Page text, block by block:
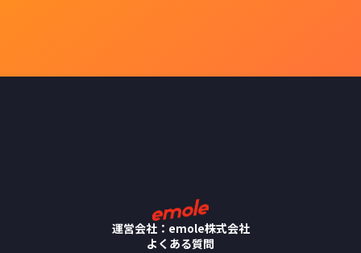
運営会社：emole株式会社
よくある質問